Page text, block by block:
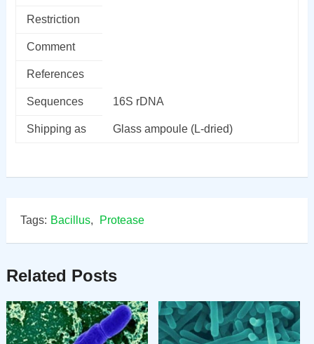
Restriction
Comment
References
Sequences 16S rDNA
Shipping as Glass ampoule (L-dried)
Tags: Bacillus, Protease
Related Posts